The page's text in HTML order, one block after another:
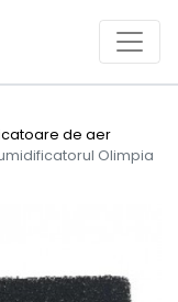
de aer
Olimpia